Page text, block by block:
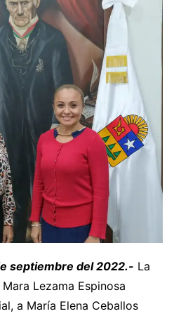
septiembre del 2022.- La
Lezama Espinosa
a María Elena Ceballos